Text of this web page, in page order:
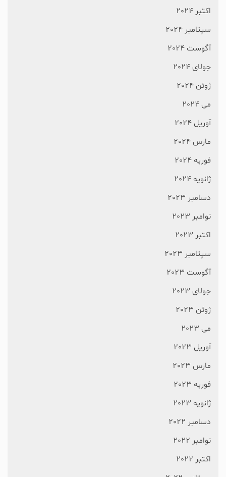
اکتبر 2024
سپتامبر 2024
آگوست 2024
جولای 2024
ژوئن 2024
می 2024
آوریل 2024
مارس 2024
فوریه 2024
ژانویه 2024
دسامبر 2023
نوامبر 2023
اکتبر 2023
سپتامبر 2023
آگوست 2023
جولای 2023
ژوئن 2023
می 2023
آوریل 2023
مارس 2023
فوریه 2023
ژانویه 2023
دسامبر 2022
نوامبر 2022
اکتبر 2022